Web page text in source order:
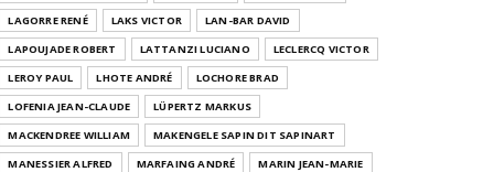
LAGORRE RENÉ
LAKS VICTOR
LAN-BAR DAVID
LAPOUJADE ROBERT
LATTANZI LUCIANO
LECLERCQ VICTOR
LEROY PAUL
LHOTE ANDRÉ
LOCHORE BRAD
LOFENIA JEAN-CLAUDE
LÜPERTZ MARKUS
MACKENDREE WILLIAM
MAKENGELE SAPIN DIT SAPINART
MANESSIER ALFRED
MARFAING ANDRÉ
MARIN JEAN-MARIE